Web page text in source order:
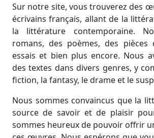
Sur notre site, vous trouverez des
écrivains français, allant de la
la littérature contemporaine.
romans, des poèmes, des pièces
essais et bien plus encore. Nous
des textes dans divers genres, y
fiction, la fantasy, le drame et le
Nous sommes convaincus que la
source de savoir et de plaisir
sommes heureux de pouvoir offrir